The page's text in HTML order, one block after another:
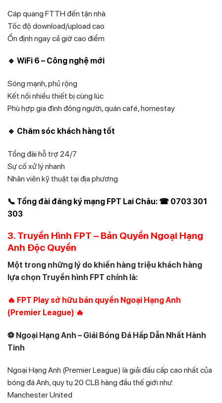
Cáp quang FTTH đến tận nhà
Tốc độ download/upload cao
Ổn định ngay cả giờ cao điểm
🔹 WiFi 6 – Công nghệ mới
Sóng mạnh, phủ rộng
Kết nối nhiều thiết bị cùng lúc
Phù hợp gia đình đông người, quán café, homestay
🔹 Chăm sóc khách hàng tốt
Tổng đài hỗ trợ 24/7
Sự cố xử lý nhanh
Nhân viên kỹ thuật tại địa phương
📞 Tổng đài đăng ký mạng FPT Lai Châu: ☎ 0703 301
303
3. Truyền Hình FPT – Bản Quyền Ngoại Hạng
Anh Độc Quyền
Một trong những lý do khiến hàng triệu khách hàng
lựa chọn Truyền hình FPT chính là:
🔥 FPT Play sở hữu bản quyền Ngoại Hạng Anh
(Premier League) 🔥
⚽ Ngoại Hạng Anh – Giải Bóng Đá Hấp Dẫn Nhất Hành
Tinh
Ngoại Hạng Anh (Premier League) là giải đấu cấp cao nhất của
bóng đá Anh, quy tụ 20 CLB hàng đầu thế giới như:
Manchester United